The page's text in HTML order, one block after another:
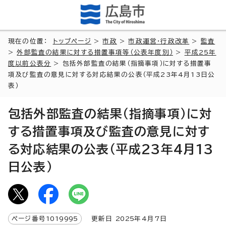
現在の位置： トップページ >市政 >市政運営・行政改革 > 監査
>外部監査の結果に対する措置事項等（公表年度別） > 平成25年
度以前公表分 > 包括外部監査の結果（指摘事項）に対する措置事
項及び監査の意見に対する対応結果の公表（平成23年4月13日公
表）
包括外部監査の結果（指摘事項）に対
する措置事項及び監査の意見に対す
る対応結果の公表（平成23年4月13
日公表）
ページ番号 1019995 更新日 2025年4月7日